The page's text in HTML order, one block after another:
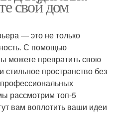
свой дом
— это не только
С помощью
можете превратить свою
стильное пространство без
рассмотрим топ-5
вам воплотить ваши идеи